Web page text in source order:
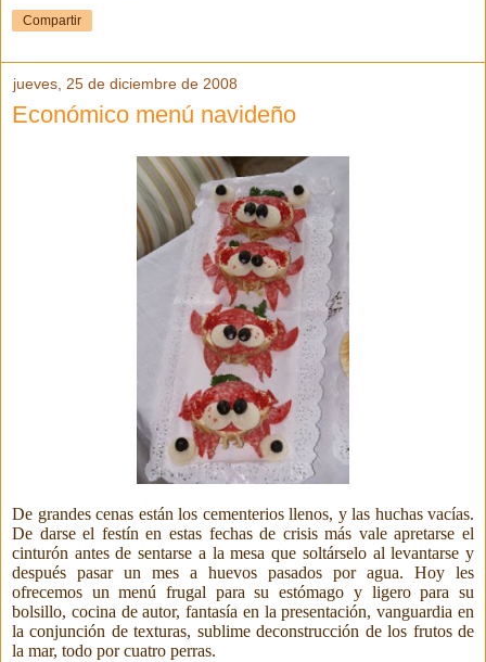
Compartir
jueves, 25 de diciembre de 2008
Económico menú navideño
De grandes cenas están los cementerios llenos, y las huchas vacías.
De darse el festín en estas fechas de crisis más vale apretarse el
cinturón antes de sentarse a la mesa que soltárselo al levantarse y
después pasar un mes a huevos pasados por agua. Hoy les
ofrecemos un menú frugal para su estómago y ligero para su
bolsillo, cocina de autor, fantasía en la presentación, vanguardia en
la conjunción de texturas, sublime deconstrucción de los frutos de
la mar, todo por cuatro perras.